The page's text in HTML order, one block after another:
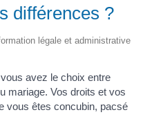
différences ?
légale et administrative
avez le choix entre
mariage. Vos droits et vos
vous êtes concubin, pacsé